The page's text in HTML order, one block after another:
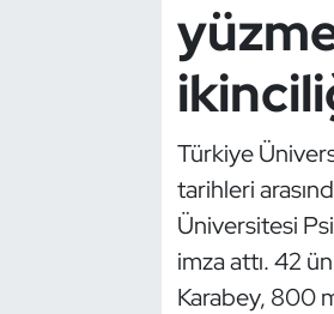
Türkiye
tarihleri
Üniversitesi
imza attı. 42
Karabey, 800